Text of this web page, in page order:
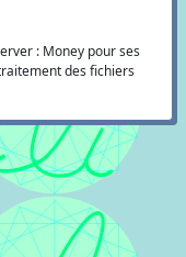
: Money pour ses
des fichiers